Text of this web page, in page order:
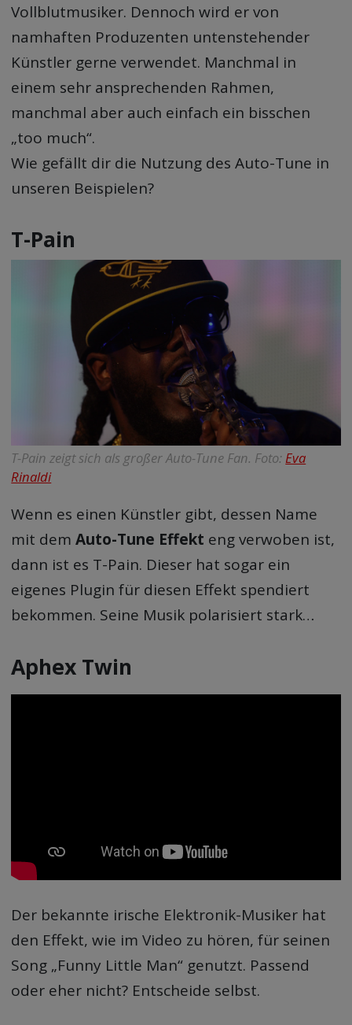
Vollblutmusiker. Dennoch wird er von
namhaften Produzenten untenstehender
Künstler gerne verwendet. Manchmal in
einem sehr ansprechenden Rahmen,
manchmal aber auch einfach ein bisschen
„too much“.
Wie gefällt dir die Nutzung des Auto-Tune in
unseren Beispielen?
T-Pain
T-Pain zeigt sich als großer Auto-Tune Fan. Foto:Eva
Rinaldi
Wenn es einen Künstler gibt, dessen Name
mit demAuto-Tune Effekt eng verwoben ist,
dann ist es T-Pain. Dieser hat sogar ein
eigenes Plugin für diesen Effekt spendiert
bekommen. Seine Musik polarisiert stark…
Aphex Twin
Der bekannte irische Elektronik-Musiker hat
den Effekt, wie im Video zu hören, für seinen
Song „Funny Little Man“ genutzt. Passend
oder eher nicht? Entscheide selbst.